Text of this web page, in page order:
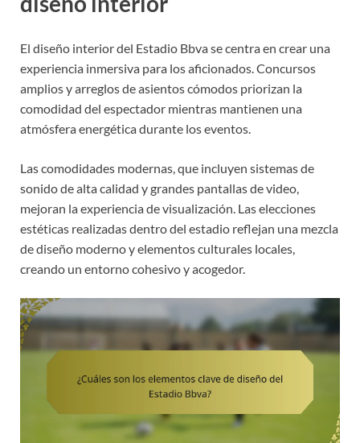
El diseño interior del Estadio Bbva se centra en crear una
experiencia inmersiva para los aficionados. Concursos
amplios y arreglos de asientos cómodos priorizan la
comodidad del espectador mientras mantienen una
atmósfera energética durante los eventos.
Las comodidades modernas, que incluyen sistemas de
sonido de alta calidad y grandes pantallas de video,
mejoran la experiencia de visualización. Las elecciones
estéticas realizadas dentro del estadio reflejan una mezcla
de diseño moderno y elementos culturales locales,
creando un entorno cohesivo y acogedor.